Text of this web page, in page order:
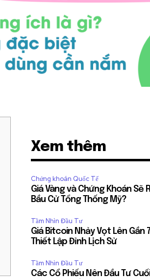
Xem thêm
Chứng khoán Quốc Tế
Giá Vàng và Chứng Khoán Sẽ
Bầu Cử Tổng Thống Mỹ?
Tầm Nhìn Đầu Tư
Giá Bitcoin Nhảy Vọt Lên Gần
Thiết Lập Đỉnh Lịch Sử
Tầm Nhìn Đầu Tư
Các Cổ Phiếu Nên Đầu Tư